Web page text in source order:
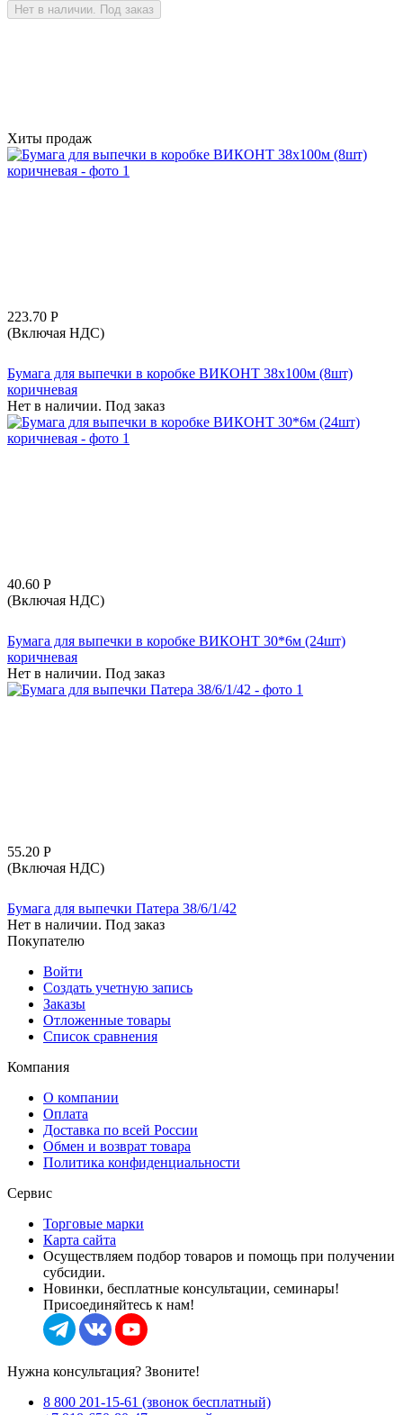
Нет в наличии. Под заказ
Хиты продаж
223.70 Р
(Включая НДС)
Бумага для выпечки в коробке ВИКОНТ 38х100м (8шт)
коричневая
Нет в наличии. Под заказ
40.60 Р
(Включая НДС)
Бумага для выпечки в коробке ВИКОНТ 30*6м (24шт)
коричневая
Нет в наличии. Под заказ
55.20 Р
(Включая НДС)
Бумага для выпечки Патера 38/6/1/42
Нет в наличии. Под заказ
Покупателю
Войти
Создать учетную запись
Заказы
Отложенные товары
Список сравнения
Компания
О компании
Оплата
Доставка по всей России
Обмен и возврат товара
Политика конфиденциальности
Сервис
Торговые марки
Карта сайта
Осуществляем подбор товаров и помощь при получении
субсидии.
Новинки, бесплатные консультации, семинары!
Присоединяйтесь к нам!
Нужна консультация? Звоните!
8 800 201-15-61 (звонок бесплатный)